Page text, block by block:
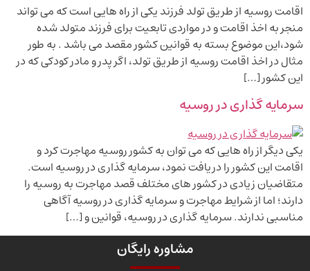
اقامت روسیه از طریق تولد فرزند یکی از راه هایی است که می تواند
منجر به اخذ اقامت و در مواردی تابعیت برای فرزند متولد شده
شود،این موضوع بسته به قوانین کشور مقصد می باشد . به طور
مثال در اخذ اقامت روسیه از طریق تولد، اگر پدر و مادر کودکی که در
این کشور […]
سرمایه گذاری در روسیه
یکی دیگر از راه هایی که می توان به کشور روسیه مهاجرت کرد و
اقامت این کشور را دریافت نمود، سرمایه گذاری در روسیه است.
متقاضیان زیادی در کشور های مختلف قصد مهاجرت به روسیه را
دارند؛ اما از شرایط مهاجرت و سرمایه گذاری در روسیه آگاهی
مناسبی ندارند. سرمایه گذاری در روسیه، قوانین و […]
مشاوره رایگان